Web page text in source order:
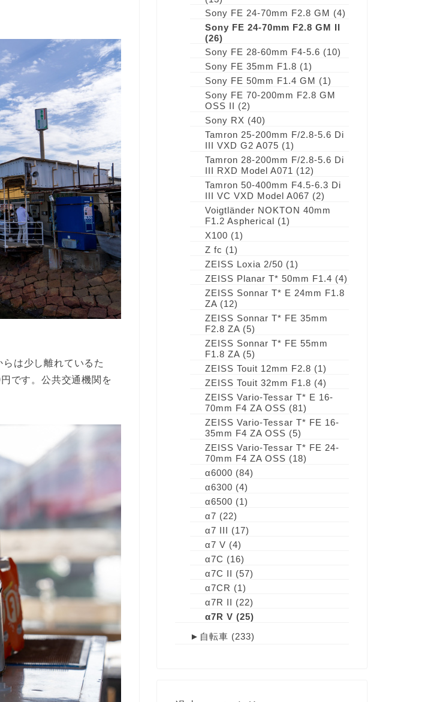
は少し離れているた
です。公共交通機関を
Sony FE 24-70mm F2.8 GM (4)
Sony FE 24-70mm F2.8 GM II
(26)
Sony FE 28-60mm F4-5.6 (10)
Sony FE 35mm F1.8 (1)
Sony FE 50mm F1.4 GM (1)
Sony FE 70-200mm F2.8 GM
OSS II (2)
Sony RX (40)
Tamron 25-200mm F/2.8-5.6 Di
III VXD G2 A075 (1)
Tamron 28-200mm F/2.8-5.6 Di
III RXD Model A071 (12)
Tamron 50-400mm F4.5-6.3 Di
III VC VXD Model A067 (2)
Voigtländer NOKTON 40mm
F1.2 Aspherical (1)
X100 (1)
Z fc (1)
ZEISS Loxia 2/50 (1)
ZEISS Planar T* 50mm F1.4 (4)
ZEISS Sonnar T* E 24mm F1.8
ZA(12)
ZEISS Sonnar T* FE 35mm
F2.8 ZA(5)
ZEISS Sonnar T* FE 55mm
F1.8 ZA(5)
ZEISS Touit 12mm F2.8 (1)
ZEISS Touit 32mm F1.8 (4)
ZEISS Vario-Tessar T* E 16-
70mm F4 ZA OSS (81)
ZEISS Vario-Tessar T* FE 16-
35mm F4 ZA OSS (5)
ZEISS Vario-Tessar T* FE 24-
70mm F4 ZA OSS (18)
α6000 (84)
α6300 (4)
α6500 (1)
α7 (22)
α7 III (17)
α7 V (4)
α7C (16)
α7C II (57)
α7CR (1)
α7R II (22)
α7R V (25)
► 自転車 (233)